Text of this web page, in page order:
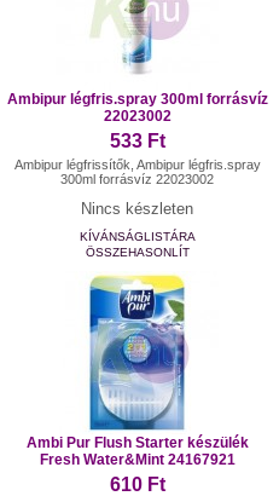
Ambipur légfris.spray 300ml forrásvíz
22023002
533 Ft
Ambipur légfrissítők, Ambipur légfris.spray
300ml forrásvíz 22023002
Nincs készleten
KÍVÁNSÁGLISTÁRA
ÖSSZEHASONLÍT
Ambi Pur Flush Starter készülék
Fresh Water&Mint 24167921
610 Ft